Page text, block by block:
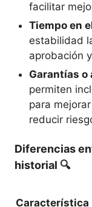
facilitar
Tiempo en
estabilidad
aprobación
Garantías o
permiten
para
reducir
Diferencias
historial 🔍
Característica